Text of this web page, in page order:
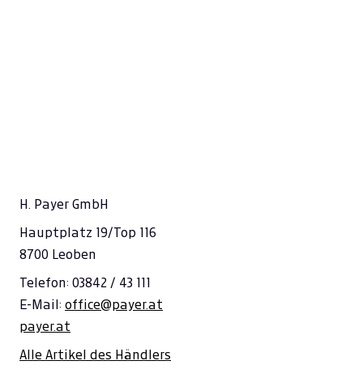
H. Payer GmbH
Hauptplatz 19/Top 116
8700 Leoben
Telefon: 03842 / 43 111
E-Mail: office@payer.at
payer.at
Alle Artikel des Händlers